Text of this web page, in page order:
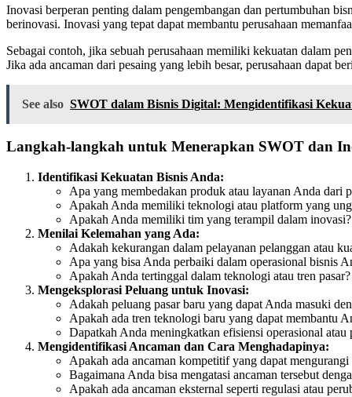
Inovasi berperan penting dalam pengembangan dan pertumbuhan
berinovasi. Inovasi yang tepat dapat membantu perusahaan
Sebagai contoh, jika sebuah perusahaan memiliki kekuatan dalam
Jika ada ancaman dari pesaing yang lebih besar, perusahaan dapat
See also SWOT dalam Bisnis Digital: Mengidentifikasi
Langkah-langkah untuk Menerapkan SWOT dan
Identifikasi Kekuatan Bisnis Anda:
Apa yang membedakan produk atau layanan Anda dari
Apakah Anda memiliki teknologi atau platform yang
Apakah Anda memiliki tim yang terampil dalam inovasi?
Menilai Kelemahan yang Ada:
Adakah kekurangan dalam pelayanan pelanggan atau
Apa yang bisa Anda perbaiki dalam operasional bisnis
Apakah Anda tertinggal dalam teknologi atau tren pasar?
Mengeksplorasi Peluang untuk Inovasi:
Adakah peluang pasar baru yang dapat Anda masuki
Apakah ada tren teknologi baru yang dapat membantu
Dapatkah Anda meningkatkan efisiensi operasional
Mengidentifikasi Ancaman dan Cara Menghadapinya:
Apakah ada ancaman kompetitif yang dapat mengurangi
Bagaimana Anda bisa mengatasi ancaman tersebut
Apakah ada ancaman eksternal seperti regulasi atau